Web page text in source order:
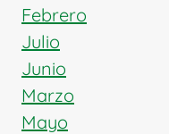
Febrero
Julio
Junio
Marzo
Mayo